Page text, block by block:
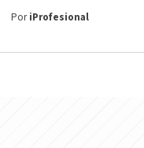
PoriProfesional